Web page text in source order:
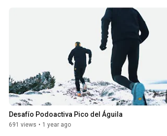
Desafío Podoactiva Pico del Águila
691 views • 1 year ago